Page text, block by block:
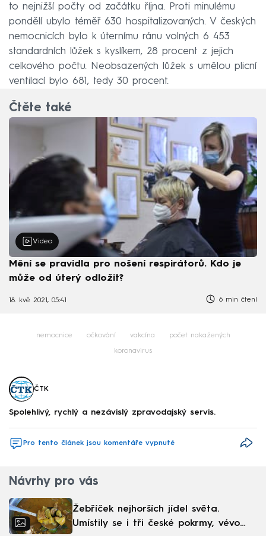
to nejnižší počty od začátku října. Proti minulému
pondělí ubylo téměř 630 hospitalizovaných. V českých
nemocnicích bylo k úternímu ránu volných 6 453
standardních lůžek s kyslíkem, 28 procent z jejich
celkového počtu. Neobsazených lůžek s umělou plicní
ventilací bylo 681, tedy 30 procent.
Čtěte také
Video
Mění se pravidla pro nošení respirátorů. Kdo je
může od úterý odložit?
18. kvě 2021, 05:41 6 min čtení
nemocnice očkování vakcína počet nakažených
koronavirus
ČTK
Spolehlivý, rychlý a nezávislý zpravodajský servis.
Pro tento článek jsou komentáře vypnuté
Návrhy pro vás
Žebříček nejhorších jídel světa.
Umístily se i tři české pokrmy, vévodí